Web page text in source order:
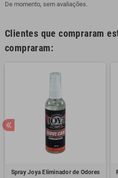
De momento, sem avaliações.
Clientes que compraram
compraram:
Spray Joya Eliminador de Odores